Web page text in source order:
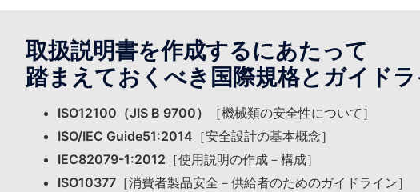
取扱説明書を作成するにあたって
踏まえておくべき国際規格とガイド
ISO12100（JIS B 9700）
［機械類の安全性について］
ISO/IEC Guide51:2014 ［安全設計の基本概念］
IEC82079-1:2012 ［使用説明の作成－構成］
ISO10377 ［消費者製品安全－供給者のためのガイドライン］